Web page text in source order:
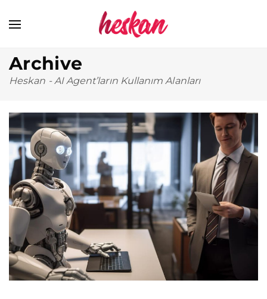
Archive
Heskan - AI Agent’ların Kullanım Alanları